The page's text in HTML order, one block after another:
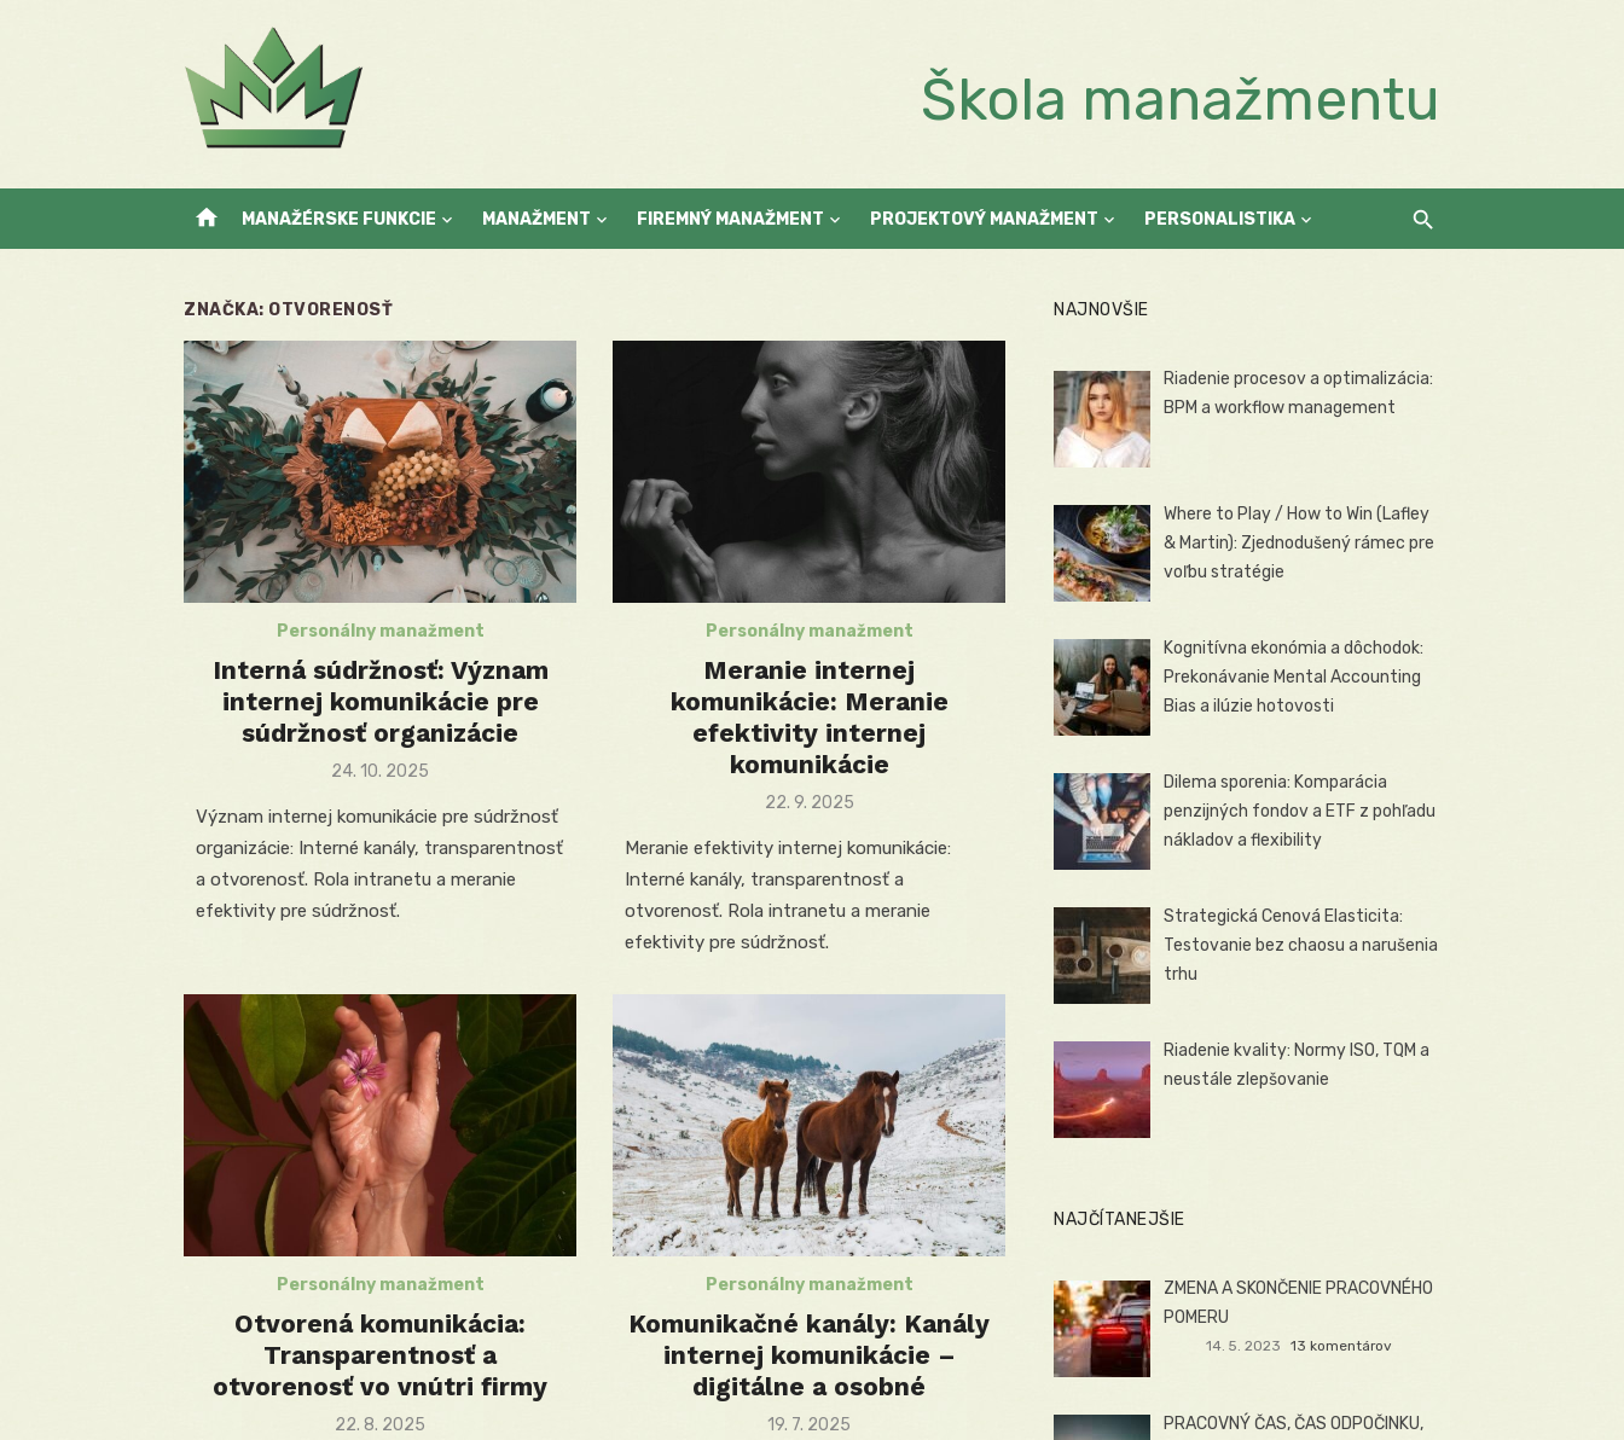
Škola manažmentu
home MANAŽÉRSKE FUNKCIE MANAŽMENT FIREMNÝ MANAŽMENT PROJEKTOVÝ MANAŽMENT PERSONALISTIKA
ZNAČKA: OTVORENOSŤ
Personálny manažment
Interná súdržnosť: Význam
internej komunikácie pre
súdržnosť organizácie
Posted
24. 10. 2025
Význam internej komunikácie pre súdržnosť
organizácie: Interné kanály, transparentnosť
a otvorenosť. Rola intranetu a meranie
efektivity pre súdržnosť.
Personálny manažment
Meranie internej
komunikácie: Meranie
efektivity internej
komunikácie
Posted
22. 9. 2025
Meranie efektivity internej komunikácie:
Interné kanály, transparentnosť a
otvorenosť. Rola intranetu a meranie
efektivity pre súdržnosť.
Personálny manažment
Otvorená komunikácia:
Transparentnosť a
otvorenosť vo vnútri firmy
Posted
22. 8. 2025
Personálny manažment
Komunikačné kanály: Kanály
internej komunikácie –
digitálne a osobné
Posted
19. 7. 2025
NAJNOVŠIE
Riadenie procesov a optimalizácia:
BPM a workflow management
Where to Play / How to Win (Lafley
& Martin): Zjednodušený rámec pre
voľbu stratégie
Kognitívna ekonómia a dôchodok:
Prekonávanie Mental Accounting
Bias a ilúzie hotovosti
Dilema sporenia: Komparácia
penzijných fondov a ETF z pohľadu
nákladov a flexibility
Strategická Cenová Elasticita:
Testovanie bez chaosu a narušenia
trhu
Riadenie kvality: Normy ISO, TQM a
neustále zlepšovanie
NAJČÍTANEJŠIE
ZMENA A SKONČENIE PRACOVNÉHO
POMERU
14. 5. 2023 13 komentárov
PRACOVNÝ ČAS, ČAS ODPOČINKU,